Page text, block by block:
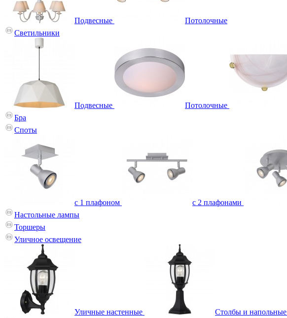
Подвесные
Потолочные
Светильники
Подвесные Потолочные
Бра
Споты
с 1 плафоном с 2 плафонами
Настольные лампы
Торшеры
Уличное освещение
Уличные настенные Столбы и напольные